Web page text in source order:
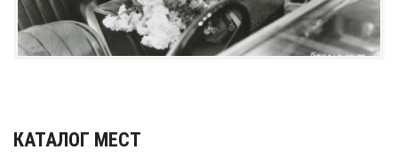
КАТАЛОГ МЕСТ